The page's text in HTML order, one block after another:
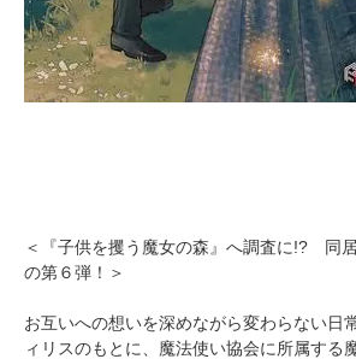
＜『子供を攫う魔女の森』へ調査に!? 同
の第６弾！＞
お互いへの想いを深めながら変わらない日
ィリスのもとに、魔法使い協会に所属する